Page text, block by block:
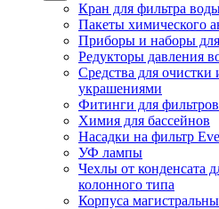
Кран для фильтра
Пакеты химического
Приборы и наборы
Редукторы давления
Средства для очистки
украшениями
Фитинги для
Химия для бассейнов
Насадки на фильтр
УФ лампы
Чехлы от конденсата
колонного типа
Корпуса